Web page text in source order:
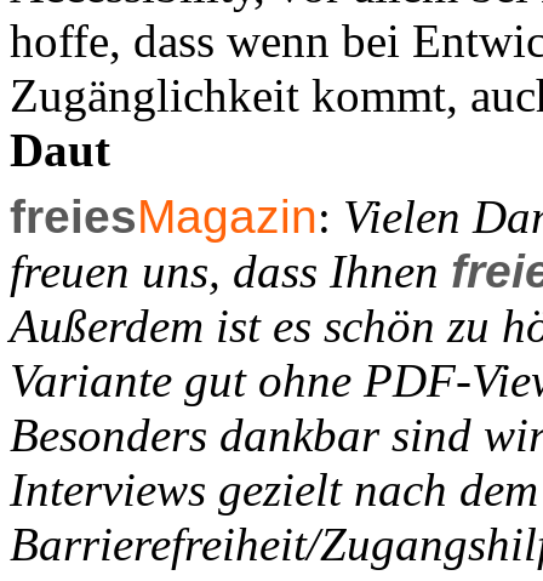
hoffe, dass wenn bei
Zugänglichkeit kommt,
Daut
freiesMagazin: Vielen
freuen uns, dass Ihnen
Außerdem ist es schön zu
Variante gut ohne PDF-
Besonders dankbar sind
Interviews gezielt nach
Barrierefreiheit/